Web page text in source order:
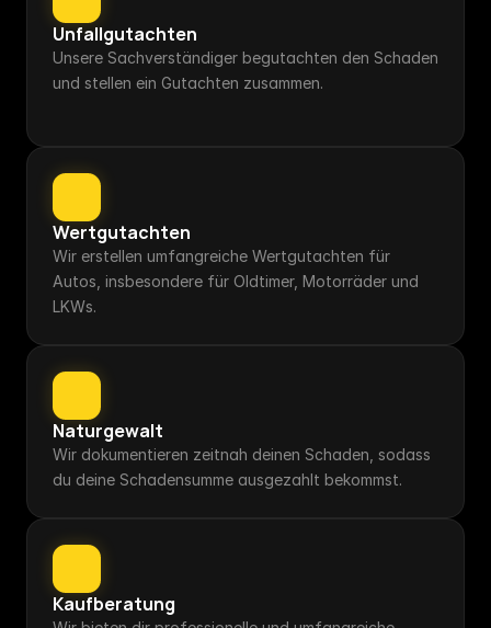
14.765,91 €
Der Hauptbeschädigungsbereich ist
der Heckbereich rechts.
6.929,42 €
Seite angefahren.
Unfallgutachten
Unsere Sachverständiger begutachten den Schaden
und stellen ein Gutachten zusammen.
Wertgutachten
Wir erstellen umfangreiche Wertgutachten für
Autos, insbesondere für Oldtimer, Motorräder und
LKWs.
Naturgewalt
Wir dokumentieren zeitnah deinen Schaden, sodass
du deine Schadensumme ausgezahlt bekommst.
Kaufberatung